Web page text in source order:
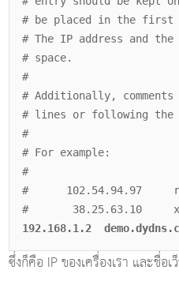
# be placed in the first
# The IP address and
# space.
#
# Additionally,
# lines or following the
#
# For example:
#
# 102.54.94.97
# 38.25.63.10
192.168.1.2
ซึ่งก็คือ IP ของเครื่องเรา และชื่อ